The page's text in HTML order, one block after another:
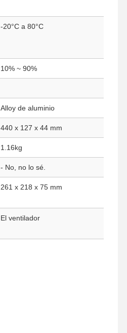
-20°C a 80°C
10% ~ 90%
Alloy de aluminio
440 x 127 x 44 mm
1.16kg
- No, no lo sé.
261 x 218 x 75 mm
El ventilador